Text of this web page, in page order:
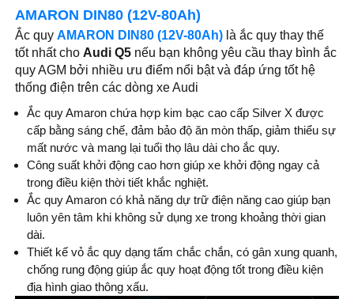
AMARON DIN80 (12V-80Ah)
Ắc quy AMARON DIN80 (12V-80Ah) là ắc quy thay thế
tốt nhất cho Audi Q5 nếu bạn không yêu cầu thay bình ắc
quy AGM bởi nhiều ưu điểm nổi bật và đáp ứng tốt hệ
thống điện trên các dòng xe Audi
Ắc quy Amaron chứa hợp kim bạc cao cấp Silver X được
cấp bằng sáng chế, đảm bảo độ ăn mòn thấp, giảm thiểu sự
mất nước và mang lại tuổi thọ lâu dài cho ắc quy.
Công suất khởi động cao hơn giúp xe khởi động ngay cả
trong điều kiện thời tiết khắc nghiệt.
Ắc quy Amaron có khả năng dự trữ điện năng cao giúp bạn
luôn yên tâm khi không sử dụng xe trong khoảng thời gian
dài.
Thiết kế vỏ ắc quy dạng tấm chắc chắn, có gân xung quanh,
chống rung động giúp ắc quy hoạt động tốt trong điều kiện
địa hình giao thông xấu.